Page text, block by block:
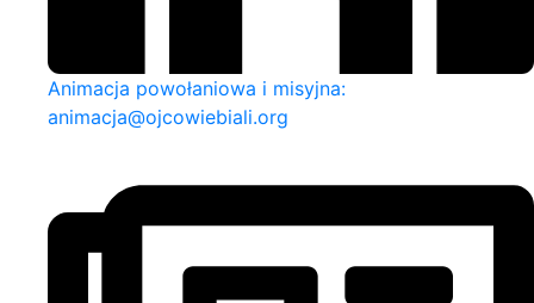
Animacja powołaniowa i misyjna:
animacja@ojcowiebiali.org